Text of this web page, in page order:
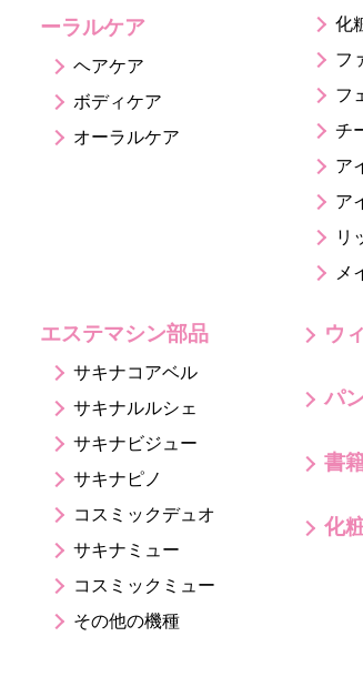
ーラルケア
ヘアケア
ボディケア
オーラルケア
化
フ
フ
チ
ア
ア
リ
メ
エステマシン部品
サキナコアベル
サキナルルシェ
サキナビジュー
サキナピノ
コスミックデュオ
サキナミュー
コスミックミュー
その他の機種
ウ
パ
書
化